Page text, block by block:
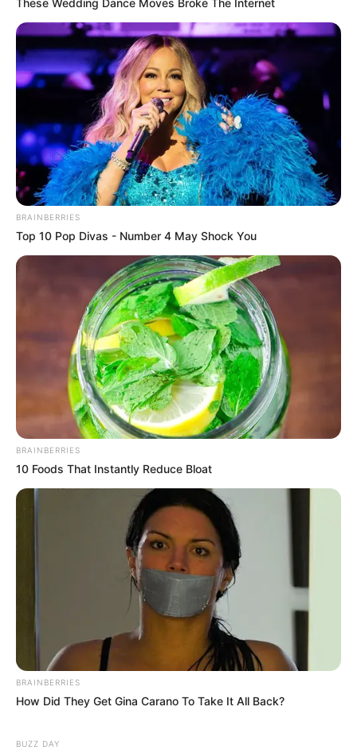
These Wedding Dance Moves Broke The Internet
BRAINBERRIES
Top 10 Pop Divas - Number 4 May Shock You
BRAINBERRIES
10 Foods That Instantly Reduce Bloat
BRAINBERRIES
How Did They Get Gina Carano To Take It All Back?
BUZZ DAY